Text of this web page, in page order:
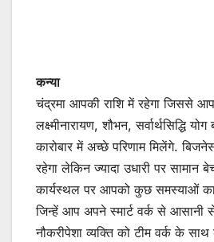
कन्या
चंद्रमा आपकी राशि में रहेगा जिससे
लक्ष्मीनारायण, शौभन, सर्वार्थसिद्धि
कारोबार में अच्छे परिणाम मिलेंगे.
रहेगा लेकिन ज्यादा उधारी पर सामान
कार्यस्थल पर आपको कुछ समस्याओं का
जिन्हें आप अपने स्मार्ट वर्क से आसानी
नौकरीपेशा व्यक्ति को टीम वर्क के